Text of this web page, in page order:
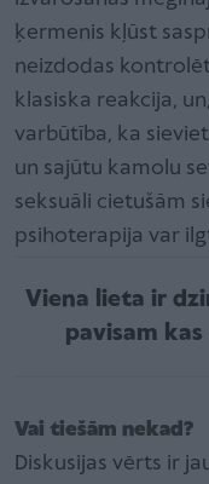
ķermenis kļūst
neizdodas
klasiska reakcija,
varbūtība, ka
un sajūtu kamolu
seksuāli cietušām
psihoterapija var
Viena lieta ir
pavisam
Vai tiešām nekad?
Diskusijas vērts ir